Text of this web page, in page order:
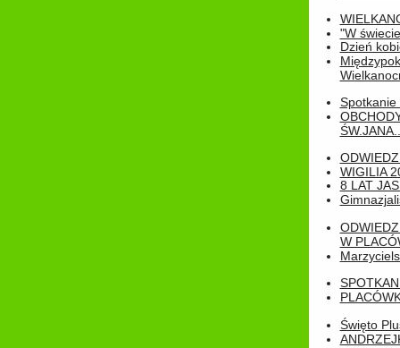
"W
Dzień
Spotkanie
WIGILIA
8 LAT
W
Święto